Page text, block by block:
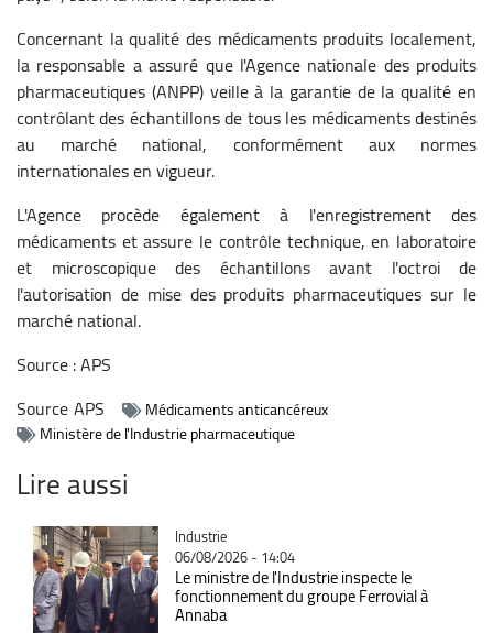
Concernant la qualité des médicaments produits localement,
la responsable a assuré que l'Agence nationale des produits
pharmaceutiques (ANPP) veille à la garantie de la qualité en
contrôlant des échantillons de tous les médicaments destinés
au marché national, conformément aux normes
internationales en vigueur.
L'Agence procède également à l'enregistrement des
médicaments et assure le contrôle technique, en laboratoire
et microscopique des échantillons avant l'octroi de
l'autorisation de mise des produits pharmaceutiques sur le
marché national.
Source : APS
SourceAPS
Médicaments anticancéreux
Ministère de l'Industrie pharmaceutique
Lire aussi
Catégorie
Industrie
06/08/2026 - 14:04
Le ministre de l'Industrie inspecte le
fonctionnement du groupe Ferrovial à
Annaba